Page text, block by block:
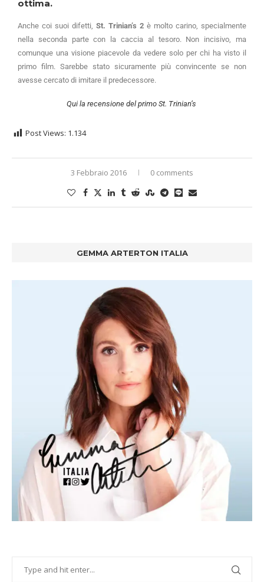
ottima.
Anche coi suoi difetti, St. Trinian’s 2 è molto carino, specialmente
nella seconda parte con la caccia al tesoro. Non incisivo, ma
comunque una visione piacevole da vedere solo per chi ha visto il
primo film. Sarebbe stato sicuramente più convincente se non
avesse cercato di imitare il predecessore.
Qui la recensione del primo St. Trinian’s
Post Views: 1.134
3 Febbraio 2016 0 comments
GEMMA ARTERTON ITALIA